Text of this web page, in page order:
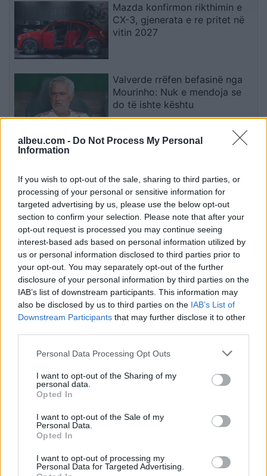
albeu.com - Do Not Process My Personal
Information
If you wish to opt-out of the sale, sharing to third parties, or
processing of your personal or sensitive information for
targeted advertising by us, please use the below opt-out
section to confirm your selection. Please note that after your
opt-out request is processed you may continue seeing
interest-based ads based on personal information utilized by
us or personal information disclosed to third parties prior to
your opt-out. You may separately opt-out of the further
disclosure of your personal information by third parties on the
IAB’s list of downstream participants. This information may
also be disclosed by us to third parties on the IAB’s List of
Downstream Participants that may further disclose it to other
Personal Data Processing Opt Outs
I want to opt-out of the Sharing of my
personal data.
Opted In
I want to opt-out of the Sale of my
Personal Data.
Opted In
I want to opt-out of processing my
Personal Data for Targeted Advertising.
Mazda konfirmon rikthimin e
CX-3, gjenerata e re pritet në
vitin 2027
Valverde rrëfen befasinë nga
Mourinho: Nuk e mendoja se
do të ishte kështu
dhe flakët u përhapën drejt
malit
Esim for Global
Esim for USA| Esim for Italy| Esim for Spain|Esim
for Turkey|Esim for Germany|Esim for Greece|